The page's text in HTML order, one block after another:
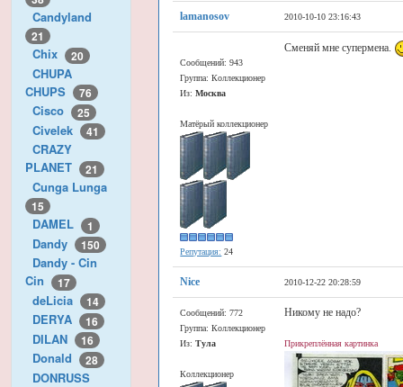
Candyland
21
Chix 20
CHUPA
CHUPS
76
Cisco 25
Civelek 41
CRAZY
PLANET
21
Cunga Lunga
15
DAMEL 1
Dandy 150
Dandy - Cin
Cin
17
deLicia 14
DERYA 16
DILAN 16
Donald 28
DONRUSS
lamanosov 2010-10-10 23:16:43
Сообщений: 943
Группа: Коллекционер
Из:Москва
Матёрый коллекционер
Репутация: 24
Сменяй мне супермена.
Nice 2010-12-22 20:28:59
Сообщений: 772
Группа: Коллекционер
Из:Тула
Коллекционер
Никому не надо?
Прикреплённая картинка